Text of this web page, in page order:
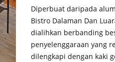
Diperbuat daripada
Bistro Dalaman Dan
dialihkan berbanding
penyelenggaraan yang
dilengkapi dengan kaki